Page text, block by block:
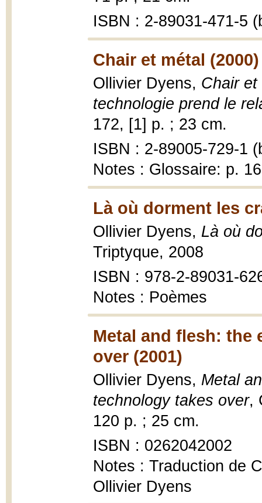
ISBN : 2-89031-471-5
Chair et métal (2000)
Ollivier Dyens, Chair
technologie prend le
172, [1] p. ; 23 cm.
ISBN : 2-89005-729-1
Notes : Glossaire: p.
Là où dorment les
Ollivier Dyens, Là où
Triptyque, 2008
ISBN : 978-2-89031-
Notes : Poèmes
Metal and flesh: the
over (2001)
Ollivier Dyens, Metal
technology takes over,
120 p. ; 25 cm.
ISBN : 0262042002
Notes : Traduction de
Ollivier Dyens